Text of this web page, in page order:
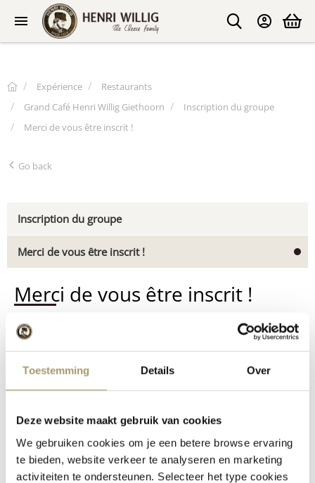
Toestemming Details Over
Deze website maakt gebruik van cookies
We gebruiken cookies om je een betere browse ervaring
te bieden, website verkeer te analyseren en marketing
activiteiten te ondersteunen. Selecteer het type cookies
Expérience
Restaurants
Grand Café Henri Willig Giethoorn
Inscription du groupe
Merci de vous être inscrit !
Go back
Inscription du groupe
Merci de vous être inscrit !
Merci de vous être inscrit !
Merci de vous être inscrit ! Nous nous réjouissons de vous
accueillir prochainement.
Notre équipe vous contactera dans les plus brefs délais
pour finaliser votre réservation, sous réserve de
contacter l'équipe ? N'hésitez pas à appeler le
0521 - 785
396.